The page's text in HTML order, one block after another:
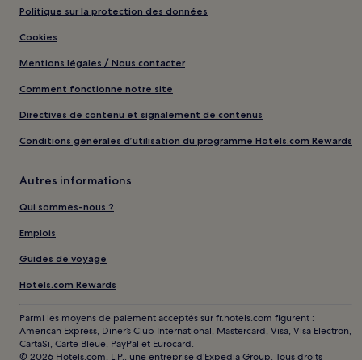
Politique sur la protection des données
Cookies
Mentions légales / Nous contacter
Comment fonctionne notre site
Directives de contenu et signalement de contenus
Conditions générales d’utilisation du programme Hotels.com Rewards
Autres informations
Qui sommes-nous ?
Emplois
Guides de voyage
Hotels.com Rewards
Parmi les moyens de paiement acceptés sur fr.hotels.com figurent :
American Express, Diner’s Club International, Mastercard, Visa, Visa Electron,
CartaSi, Carte Bleue, PayPal et Eurocard.
© 2026 Hotels.com, L.P., une entreprise d’Expedia Group. Tous droits